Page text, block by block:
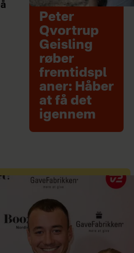
Peter
Qvortrup
Geisling
røber
fremtidspl
aner: Håber
at få det
igennem